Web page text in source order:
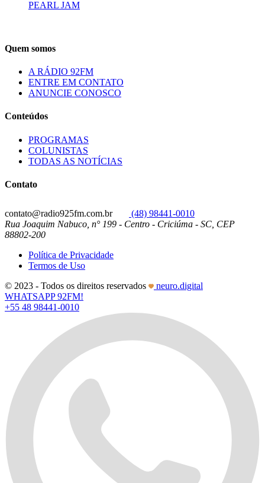
PEARL JAM
Quem somos
A RÁDIO 92FM
ENTRE EM CONTATO
ANUNCIE CONOSCO
Conteúdos
PROGRAMAS
COLUNISTAS
TODAS AS NOTÍCIAS
Contato
contato@radio925fm.com.br
(48) 98441-0010
Rua Joaquim Nabuco, n° 199 - Centro - Criciúma - SC, CEP
88802-200
Política de Privacidade
Termos de Uso
© 2023 - Todos os direitos reservados
neuro.digital
WHATSAPP 92FM!
+55 48 98441-0010